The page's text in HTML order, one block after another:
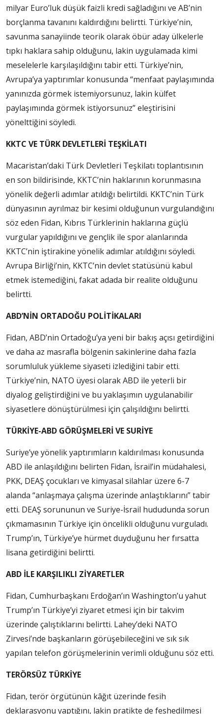
milyar Euro’luk düşük faizli kredi sağladığını ve AB’nin
borçlanma tavanını kaldırdığını belirtti. Türkiye’nin,
savunma sanayiinde teorik olarak öbür aday ülkelerle
tıpkı haklara sahip olduğunu, lakin uygulamada kimi
meselelerle karşılaşıldığını tabir etti. Türkiye’nin,
Avrupa’ya yaptırımlar konusunda “menfaat paylaşımında
yanınızda görmek istemiyorsunuz, lakin külfet
paylaşımında görmek istiyorsunuz” eleştirisini
yönelttiğini söyledi.
KKTC VE TÜRK DEVLETLERİ TEŞKİLATI
Macaristan’daki Türk Devletleri Teşkilatı toplantısının
en son bildirisinde, KKTC’nin haklarının korunmasına
yönelik değerli adımlar atıldığı belirtildi. KKTC’nin Türk
dünyasının ayrılmaz bir kesimi olduğunun vurgulandığını
söz eden Fidan, Kıbrıs Türklerinin haklarına güçlü
vurgular yapıldığını ve gençlik ile spor alanlarında
KKTC’nin iştirakine yönelik adımlar atıldığını söyledi.
Avrupa Birliği’nin, KKTC’nin devlet statüsünü kabul
etmek istemediğini, fakat adada bir realite olduğunu
belirtti.
ABD’NİN ORTADOĞU POLİTİKALARI
Fidan, ABD’nin Ortadoğu’ya yeni bir bakış açısı getirdiğini
ve daha az masrafla bölgenin sakinlerine daha fazla
sorumluluk yükleme siyaseti izlediğini tabir etti.
Türkiye’nin, NATO üyesi olarak ABD ile yeterli bir
diyalog geliştirdiğini ve bu yaklaşımın uygulanabilir
siyasetlere dönüştürülmesi için çalışıldığını belirtti.
TÜRKİYE-ABD GÖRÜŞMELERİ VE SURİYE
Suriye’ye yönelik yaptırımların kaldırılması konusunda
ABD ile anlaşıldığını belirten Fidan, İsrail’in müdahalesi,
PKK, DEAŞ çocukları ve kimyasal silahlar üzere 6-7
alanda “anlaşmaya çalışma üzerinde anlaştıklarını” tabir
etti. DEAŞ sorununun ve Suriye-İsrail hududunda sorun
çıkmamasının Türkiye için öncelikli olduğunu vurguladı.
Trump’ın, Türkiye’ye hürmet duyduğunu her fırsatta
lisana getirdiğini belirtti.
ABD İLE KARŞILIKLI ZİYARETLER
Fidan, Cumhurbaşkanı Erdoğan’ın Washington’u yahut
Trump’ın Türkiye’yi ziyaret etmesi için bir takvim
üzerinde çalıştıklarını belirtti. Lahey’deki NATO
Zirvesi’nde başkanların görüşebileceğini ve sık sık
yapılan telefon görüşmelerinin verimli olduğunu söz etti.
TERÖRSÜZ TÜRKİYE
Fidan, terör örgütünün kâğıt üzerinde fesih
deklarasyonu yaptığını, lakin pratikte de feshedilmesi